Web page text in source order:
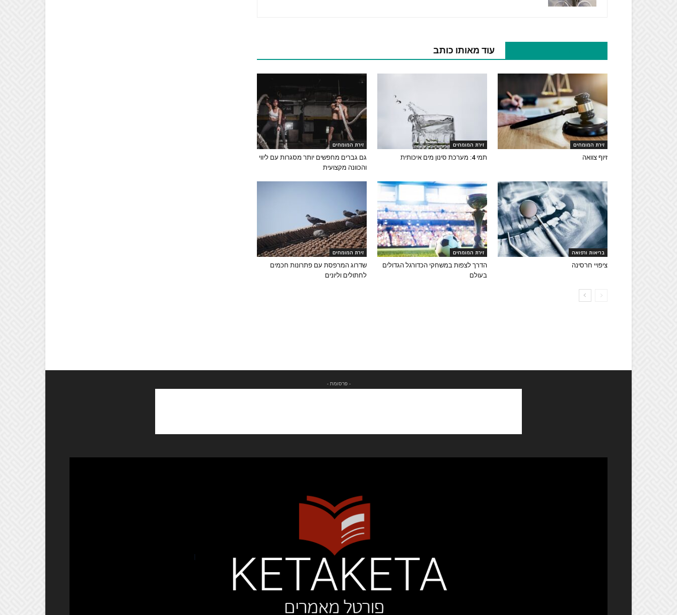
עוד מאותו כותב
זירת המומחים
זיוף צוואה
זירת המומחים
תמי 4: מערכת סינון מים איכותית
זירת המומחים
גם גברים מחפשים יותר מסגרות עם ליווי
והכוונה מקצועית
בריאות ורפואה
ציפויי חרסינה
זירת המומחים
הדרך לצפות במשחקי הכדורגל הגדולים
בעולם
זירת המומחים
שדרוג המרפסת עם פתרונות חכמים
לחתולים וליונים
- פרסומת -